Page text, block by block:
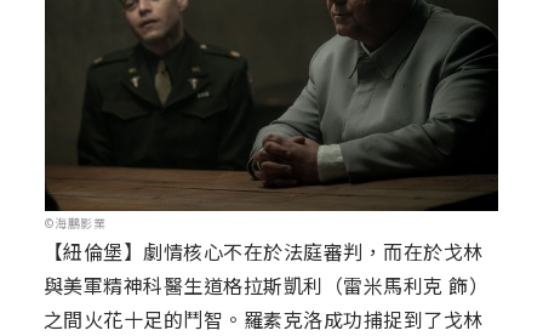
©海鵬影業
【紐倫堡】劇情核心不在於法庭審判，而在於戈林
與美軍精神科醫生道格拉斯凱利（雷米馬利克 飾）
之間火花十足的鬥智。羅素克洛成功捕捉到了戈林